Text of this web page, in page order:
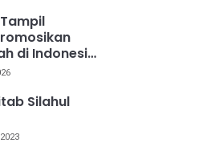
di Indonesia
2026
Silahul